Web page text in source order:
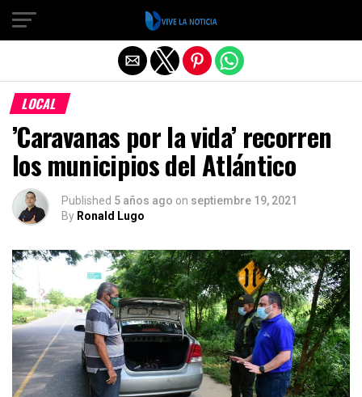
LOCAL
’Caravanas por la vida’ recorren
los municipios del Atlántico
Published 5 años ago on septiembre 19, 2021
By Ronald Lugo
Salir de la versión móvil